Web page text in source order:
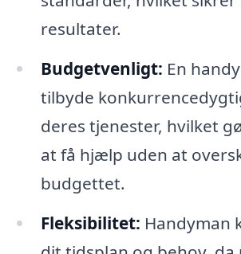
resultater.
Budgetvenligt: En
tilbyde
deres tjenester, hvilket
at få hjælp uden at
budgettet.
Fleksibilitet: Handyman